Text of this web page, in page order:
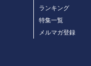
ランキング
特集一覧
メルマガ登録